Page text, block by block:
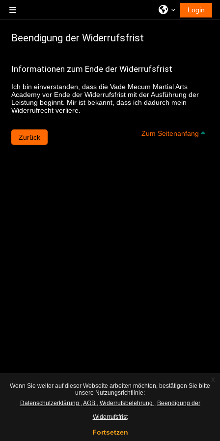
Wenn Sie weiter auf dieser Webseite arbeiten möchten, bestätigen Sie bitte
unsere Nutzungsrichtlinie:
Datenschutzerklärung
AGB Widerrufsbelehrung
Beendigung der
Widerrufsfrist
Fortsetzen
x
Login
Beendigung der Widerrufsfrist
Informationen zum Ende der Widerrufsfrist
Ich bin einverstanden, dass die Vade Mecum Martial Arts
Academy vor Ende der Widerrufsfrist mit der Ausführung der
Leistung beginnt. Mir ist bekannt, dass ich dadurch mein
Widerrufrecht verliere.
Zurück
Zum Seitenanfang